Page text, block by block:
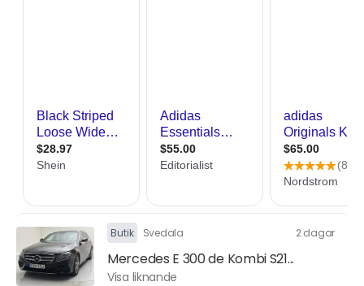
Butik Svedala 2 dagar
Mercedes E 300 de Kombi S21...
Visa liknande